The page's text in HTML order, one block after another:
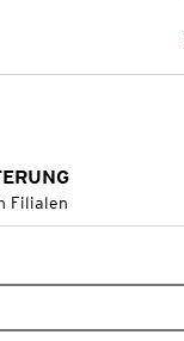
Preis:
Filialen